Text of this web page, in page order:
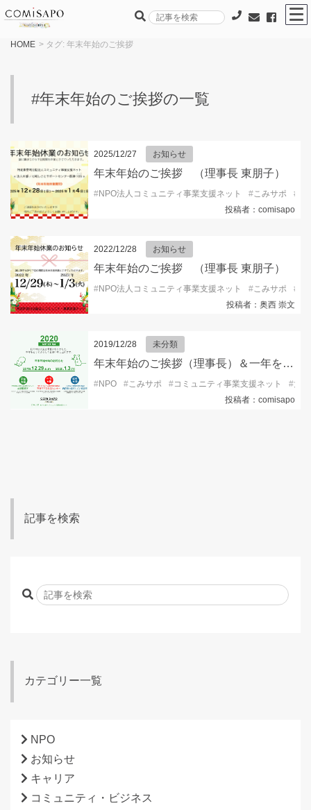
HOME > タグ: 年末年始のご挨拶
#年末年始のご挨拶の一覧
2025/12/27 お知らせ
年末年始のご挨拶 （理事長 東朋子）
#NPO法人コミュニティ事業支援ネット # こみサポ #
投稿者：comisapo
2022/12/28 お知らせ
年末年始のご挨拶 （理事長 東朋子）
#NPO法人コミュニティ事業支援ネット #こみサポ #
投稿者：奥西 崇文
2019/12/28 未分類
年末年始のご挨拶（理事長）＆一年を締めくくる漢字一文字（全職員）
#NPO #こみサポ #コミュニティ事業支援ネット #大学
投稿者：comisapo
記事を検索
カテゴリー一覧
NPO
お知らせ
キャリア
コミュニティ・ビジネス